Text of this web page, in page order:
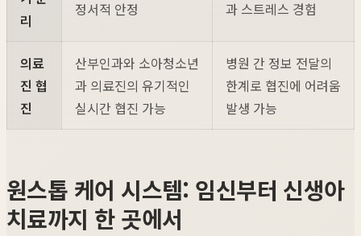
리
정서적 안정
과 스트레스 경험
의료
진 협
진
산부인과와 소아청소년
과 의료진의 유기적인
실시간 협진 가능
병원 간 정보 전달의
한계로 협진에 어려움
발생 가능
원스톱 케어 시스템: 임신부터 신생아
치료까지 한 곳에서